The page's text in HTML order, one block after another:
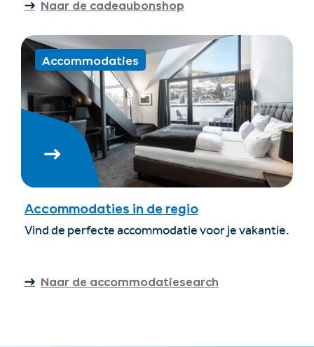
Naar de cadeaubonshop
Accommodaties
Accommodaties in de regio
Vind de perfecte accommodatie voor je vakantie.
Naar de accommodatiesearch